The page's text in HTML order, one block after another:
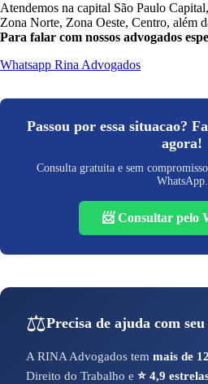
Atendemos na capital São Paulo
Zona Norte, Zona Oeste, Centro, além
Para falar com nossos advogados
Whatsapp Rina Advogados
Passou por essa situacao?
agora!
Consulta gratuita e sem
WhatsApp.
📨 Consultar pelo
⚖️Precisa de ajuda com
A RINA Advogados tem mais de
Direito do Trabalho e ⭐ 4,9